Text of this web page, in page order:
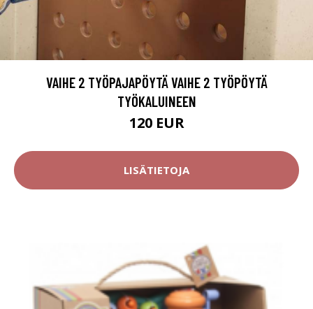
VAIHE 2 TYÖPAJAPÖYTÄ VAIHE 2 TYÖPÖYTÄ
TYÖKALUINEEN
120 EUR
LISÄTIETOJA